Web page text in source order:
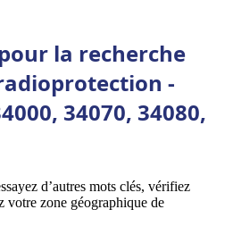
la recherche
-
34070, 34080,
d’autres mots clés, vérifiez
votre zone géographique de